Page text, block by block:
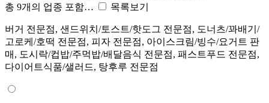
총 9개의 업종 포함…
목록보기
버거 전문점, 샌드위치/토스트/핫도그 전문점, 도너츠/꽈배기/
고로케/호떡 전문점, 피자 전문점, 아이스크림/빙수/요거트 판
매, 도시락/컵밥/주먹밥/배달음식 전문점, 패스트푸드 전문점,
다이어트식품/샐러드, 탕후루 전문점